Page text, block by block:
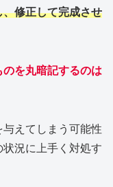
修正して完成させ
を丸暗記するのは
えてしまう可能性
況に上手く対処す